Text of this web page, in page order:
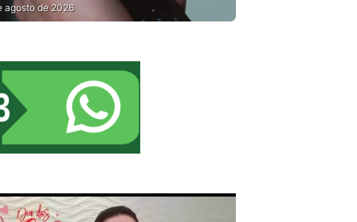
agosto de 2026